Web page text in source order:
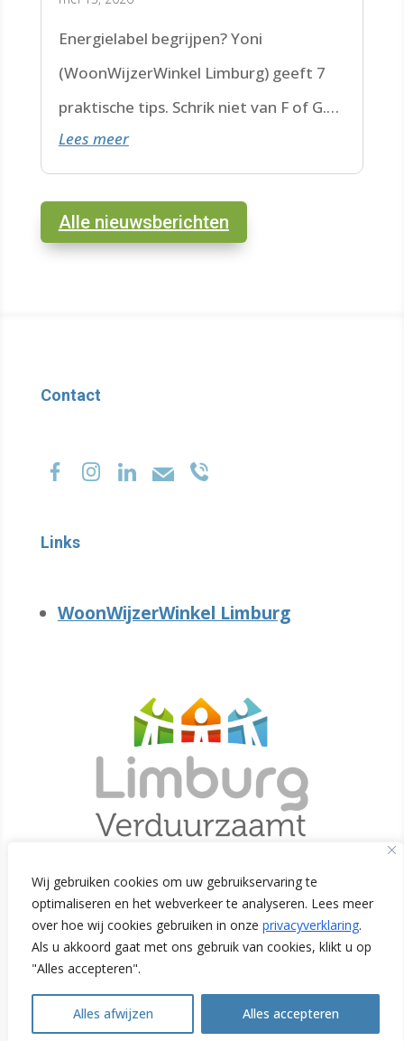
Wij gebruiken cookies om uw gebruikservaring te
optimaliseren en het webverkeer te analyseren. Lees meer
over hoe wij cookies gebruiken in onze privacyverklaring.
Als u akkoord gaat met ons gebruik van cookies, klikt u op
"Alles accepteren".
Alles afwijzen Alles accepteren
Energielabel begrijpen? Yoni
(WoonWijzerWinkel Limburg) geeft 7
praktische tips. Schrik niet van F of G.
Check de datum. Lees hier verder.
Lees meer
Alle nieuwsberichten
Contact
Links
WoonWijzerWinkel Limburg
Initiatiefnemers
Open